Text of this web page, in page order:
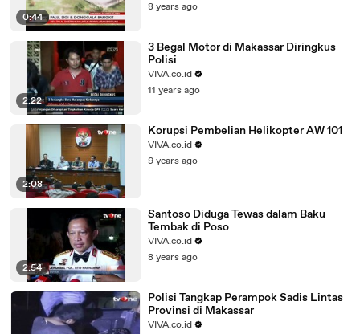
0:44
8 years ago
2:22
3 Begal Motor di Makassar Diringkus
Polisi
VIVA.co.id
11 years ago
2:08
Korupsi Pembelian Helikopter AW 101
VIVA.co.id
9 years ago
2:54
Santoso Diduga Tewas dalam Baku
Tembak di Poso
VIVA.co.id
8 years ago
Polisi Tangkap Perampok Sadis Lintas
Provinsi di Makassar
VIVA.co.id